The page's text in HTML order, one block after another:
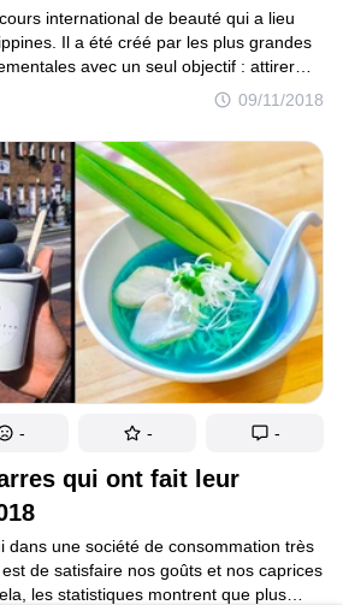
09/11/2018
international de beauté qui a lieu
Il a été créé par les plus grandes
avec un seul objectif : attirer
problèmes humanitaires actuels,
d’autres. Chacune des participantes,
en maillot de bain et autres numéros
un projet pour la protection
qui ont fait leur
dans une société de consommation très
de satisfaire nos goûts et nos caprices
les statistiques montrent que plus
- - -